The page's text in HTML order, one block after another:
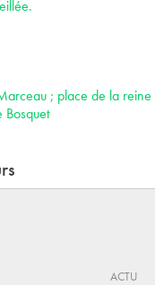
; place de la reine
ACTU